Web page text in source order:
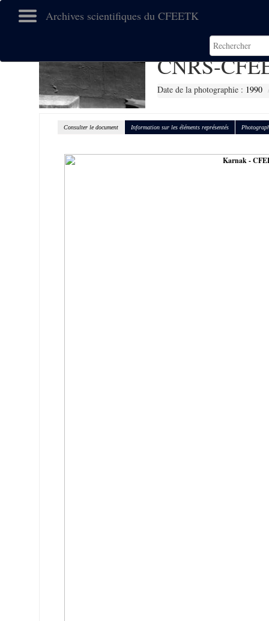
Archives scientifiques du CFEETK
CNRS-
Date de la photographie : 1990
Consulter le document Information sur les éléments représentés